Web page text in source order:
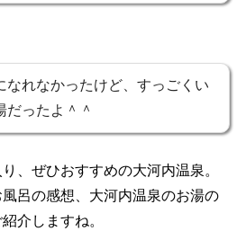
なれなかったけど、すっごくい
だったよ＾＾
、ぜひおすすめの大河内温泉。
呂の感想、大河内温泉のお湯の
介しますね。